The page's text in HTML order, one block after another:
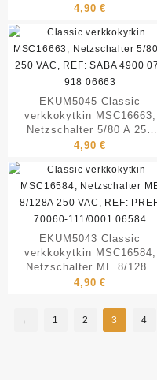
välipyörä varaosa
4,90€
EKUM5045 Classic
verkkokytkin MSC16663,
Netzschalter 5/80 A 250
VAC, REF: SABA 4900 075
4,90€
EKUM5043 Classic
verkkokytkin MSC16584,
Netzschalter ME 8/128A
250 VAC, REF: PREH
4,90€
← 1 2 3 4